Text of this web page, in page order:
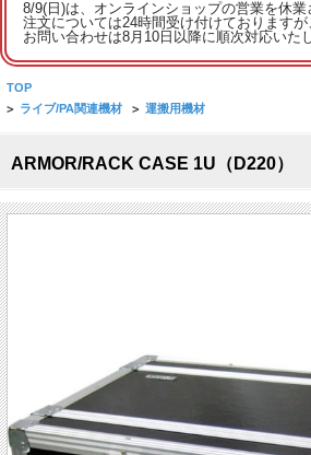
8/9(日)は、オンラインショップの営業を休業
注文については24時間受け付けております
お問い合わせは8月10日以降に順次対応いた
TOP
> ライブ/PA関連機材 > 運搬用機材
ARMOR/RACK CASE 1U（D220）